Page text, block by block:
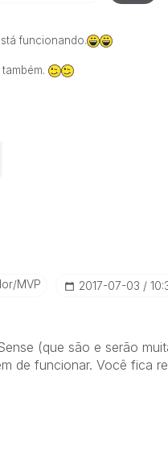
funcionando.
MVP ‎2017-07-03
(que são e serão
de funcionar. Você fica